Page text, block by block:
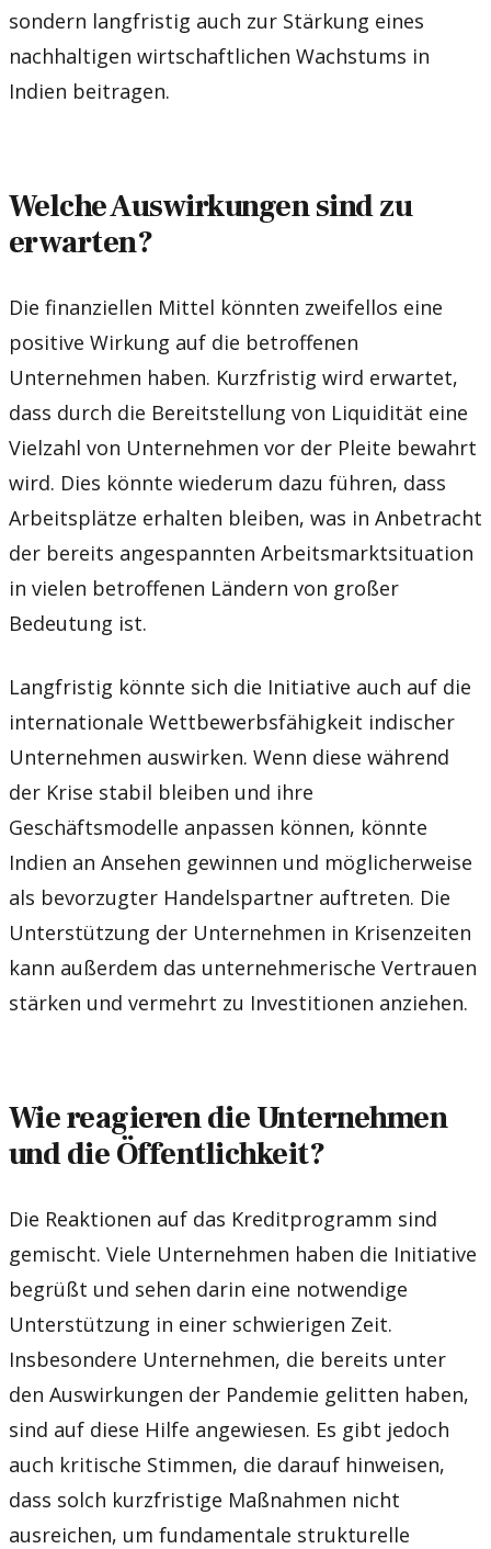
sondern langfristig auch zur Stärkung eines
nachhaltigen wirtschaftlichen Wachstums in
Indien beitragen.
Welche Auswirkungen sind zu
erwarten?
Die finanziellen Mittel könnten zweifellos eine
positive Wirkung auf die betroffenen
Unternehmen haben. Kurzfristig wird erwartet,
dass durch die Bereitstellung von Liquidität eine
Vielzahl von Unternehmen vor der Pleite bewahrt
wird. Dies könnte wiederum dazu führen, dass
Arbeitsplätze erhalten bleiben, was in Anbetracht
der bereits angespannten Arbeitsmarktsituation
in vielen betroffenen Ländern von großer
Bedeutung ist.
Langfristig könnte sich die Initiative auch auf die
internationale Wettbewerbsfähigkeit indischer
Unternehmen auswirken. Wenn diese während
der Krise stabil bleiben und ihre
Geschäftsmodelle anpassen können, könnte
Indien an Ansehen gewinnen und möglicherweise
als bevorzugter Handelspartner auftreten. Die
Unterstützung der Unternehmen in Krisenzeiten
kann außerdem das unternehmerische Vertrauen
stärken und vermehrt zu Investitionen anziehen.
Wie reagieren die Unternehmen
und die Öffentlichkeit?
Die Reaktionen auf das Kreditprogramm sind
gemischt. Viele Unternehmen haben die Initiative
begrüßt und sehen darin eine notwendige
Unterstützung in einer schwierigen Zeit.
Insbesondere Unternehmen, die bereits unter
den Auswirkungen der Pandemie gelitten haben,
sind auf diese Hilfe angewiesen. Es gibt jedoch
auch kritische Stimmen, die darauf hinweisen,
dass solch kurzfristige Maßnahmen nicht
ausreichen, um fundamentale strukturelle